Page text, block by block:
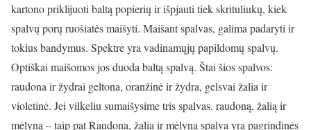
kartono priklijuoti baltą popierių ir išpjauti tiek skrituliukų, kiek
spalvų porų ruošiatės maišyti. Maišant spalvas, galima padaryti ir
tokius bandymus. Spektre yra vadinamųjų papildomų spalvų.
Optiškai maišomos jos duoda baltą spalvą. Štai šios spalvos:
raudona ir žydrai geltona, oranžinė ir žydra, gelsvai žalia ir
violetinė. Jei vilkeliu sumaišysime tris spalvas. raudoną, žalią ir
mėlyną – taip pat Raudona, žalia ir mėlyna spalva yra pagrindinės